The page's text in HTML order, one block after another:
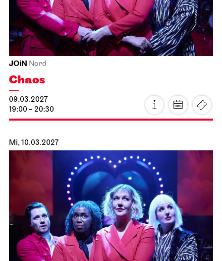
11:00 - 12:00
Staatsoper StuttgartOpernhaus
Der fliegende Holländer
19.02.2027
19:00 - 21:30